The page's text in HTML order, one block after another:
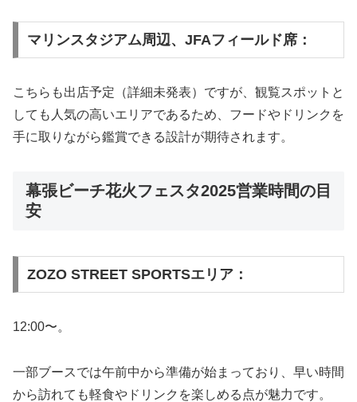
マリンスタジアム周辺、JFAフィールド席：
こちらも出店予定（詳細未発表）ですが、観覧スポットと
しても人気の高いエリアであるため、フードやドリンクを
手に取りながら鑑賞できる設計が期待されます。
幕張ビーチ花火フェスタ2025営業時間の目
安
ZOZO STREET SPORTSエリア：
12:00〜。
一部ブースでは午前中から準備が始まっており、早い時間
から訪れても軽食やドリンクを楽しめる点が魅力です。